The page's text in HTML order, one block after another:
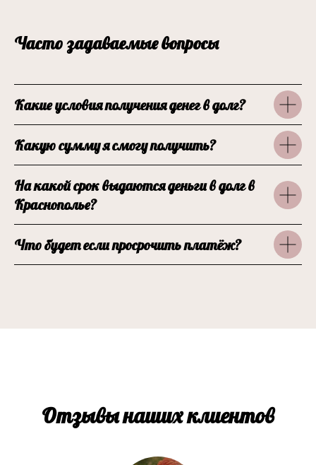
Часто задаваемые вопросы
Какие условия получения денег в долг?
Какую сумму я смогу получить?
На какой срок выдаются деньги в долг в
Краснополье?
Что будет если просрочить платёж?
Отзывы наших клиентов